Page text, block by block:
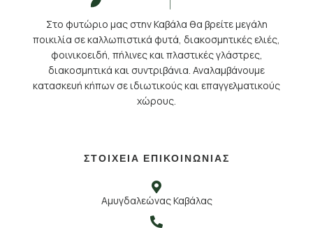
Στο φυτώριο μας στην Καβάλα θα βρείτε μεγάλη
ποικιλία σε καλλωπιστικά φυτά, διακοσμητικές ελιές,
φοινικοειδή, πήλινες και πλαστικές γλάστρες,
διακοσμητικά και συντριβάνια. Αναλαμβάνουμε
κατασκευή κήπων σε ιδιωτικούς και επαγγελματικούς
χώρους.
ΣΤΟΙΧΕΙΑ ΕΠΙΚΟΙΝΩΝΙΑΣ
Αμυγδαλεώνας Καβάλας